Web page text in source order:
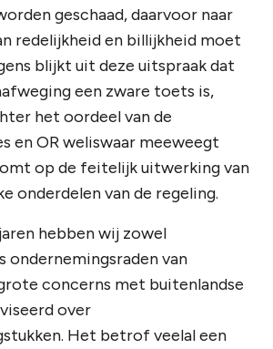
geschaad, daarvoor naar
redelijkheid en billijkheid moet
blijkt uit deze uitspraak dat
een zware toets is,
het oordeel van de
en OR weliswaar meeweegt
op de feitelijk uitwerking van
onderdelen van de regeling.
hebben wij zowel
ondernemingsraden van
concerns met buitenlandse
over
Het betrof veelal een